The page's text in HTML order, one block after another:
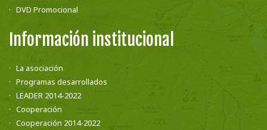
DVD Promocional
Información institucional
La asociación
Programas desarrollados
LEADER 2014-2022
Cooperación
Cooperación 2014-2022